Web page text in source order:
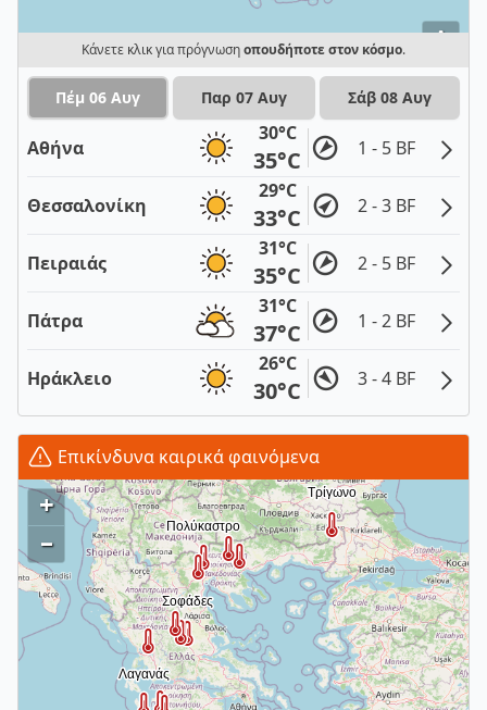
i
Κάνετε κλικ για πρόγνωσηοπουδήποτε στον κόσμο.
Πέμ 06 Αυγ Παρ 07 Αυγ Σάβ 08 Αυγ
Αθήνα
30°C
35°C 1 - 5 BF
Θεσσαλονίκη
29°C
33°C 2 - 3 BF
Πειραιάς
31°C
35°C 2 - 5 BF
Πάτρα
31°C
37°C 1 - 2 BF
Ηράκλειο
26°C
30°C 3 - 4 BF
Επικίνδυνα καιρικά φαινόμενα
+
–